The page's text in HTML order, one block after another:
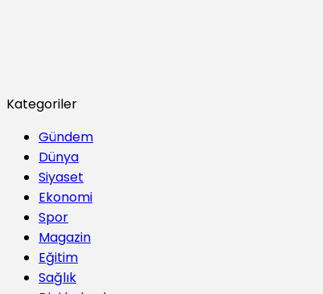
Kategoriler
Gündem
Dünya
Siyaset
Ekonomi
Spor
Magazin
Eğitim
Sağlık